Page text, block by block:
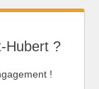
Hubert ?
!